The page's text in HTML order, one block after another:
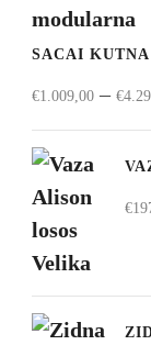
SACAI
€1.009,00 – €
€